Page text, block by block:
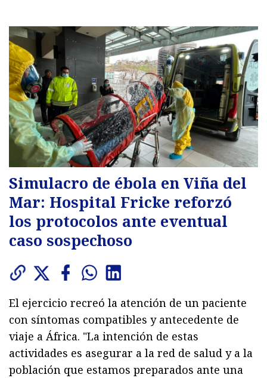
Simulacro de ébola en Viña del
Mar: Hospital Fricke reforzó
los protocolos ante eventual
caso sospechoso
El ejercicio recreó la atención de un paciente
con síntomas compatibles y antecedente de
viaje a África. "La intención de estas
actividades es asegurar a la red de salud y a la
población que estamos preparados ante una